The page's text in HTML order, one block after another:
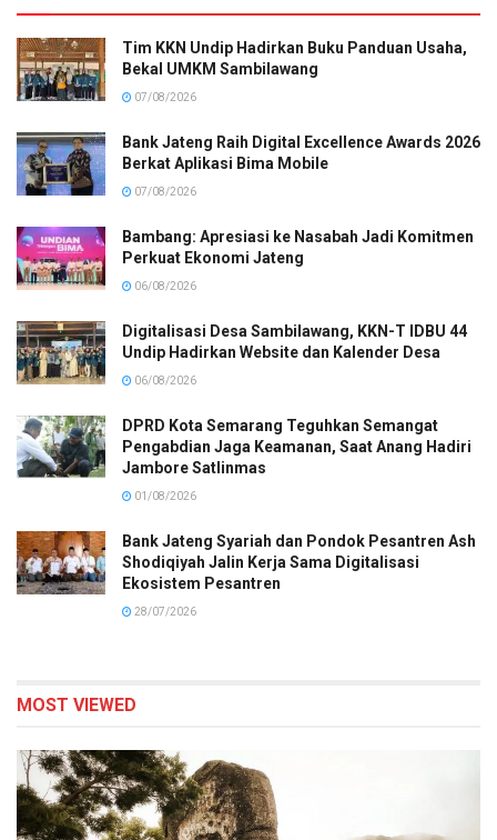
Tim KKN Undip Hadirkan Buku Panduan Usaha,
Bekal UMKM Sambilawang
07/08/2026
Bank Jateng Raih Digital Excellence Awards 2026
Berkat Aplikasi Bima Mobile
07/08/2026
Bambang: Apresiasi ke Nasabah Jadi Komitmen
Perkuat Ekonomi Jateng
06/08/2026
Digitalisasi Desa Sambilawang, KKN-T IDBU 44
Undip Hadirkan Website dan Kalender Desa
06/08/2026
DPRD Kota Semarang Teguhkan Semangat
Pengabdian Jaga Keamanan, Saat Anang Hadiri
Jambore Satlinmas
01/08/2026
Bank Jateng Syariah dan Pondok Pesantren Ash
Shodiqiyah Jalin Kerja Sama Digitalisasi
Ekosistem Pesantren
28/07/2026
MOST VIEWED